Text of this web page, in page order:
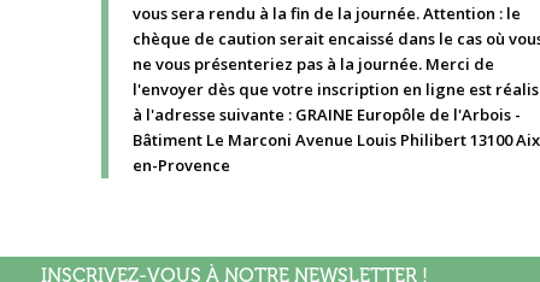
vous sera rendu à la fin de la journée. Attention : le
chèque de caution serait encaissé dans le cas où
ne vous présenteriez pas à la journée. Merci de
l'envoyer dès que votre inscription en ligne est
à l'adresse suivante : GRAINE Europôle de l'Arbois -
Bâtiment Le Marconi Avenue Louis Philibert 13100
en-Provence
INSCRIVEZ-VOUS À NOTRE NEWSLETTER !